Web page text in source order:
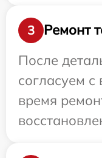
3
Ремонт
После
согласуем с
время